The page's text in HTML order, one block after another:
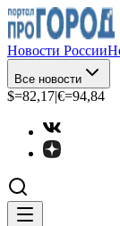
Новости России
Все новости
$=82,17|€=94,84